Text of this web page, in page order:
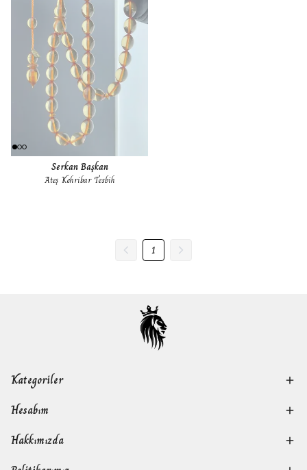
Serkan Başkan
Ateş Kehribar Tesbih
1
Kategoriler
Hesabım
Hakkımızda